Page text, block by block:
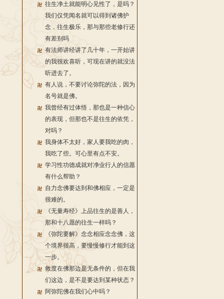
往生净土就能明心见性了，是吗？
我们仅凭闻名就可以得到诸佛护
念，往生极乐，那与那些老修行还
有差别吗
有法师讲经讲了几十年，一开始讲
的我很欢喜听，可现在讲的就没法
听进去了。
有人说，不要讨论弥陀的法，因为
名号就是佛。
我曾经有过体悟，那也是一种信心
的表现，但那也不是往生的依凭，
对吗？
我身体不太好，家人要我吃的肉，
我吃了些。可心里有点不安。
学习性功德成就对净业行人的信愿
有什么帮助？
自力念佛要达到和佛相应，一定是
很难的。
《无量寿经》上品往生的是善人，
那和十八愿的往生一样吗？
《弥陀要解》念念相应念念佛，这
个境界很高，要慢慢修行才能到这
一步。
救度在佛那边是无条件的，但在我
们这边，是不是要达到某种状态？
阿弥陀佛在我们心中吗？